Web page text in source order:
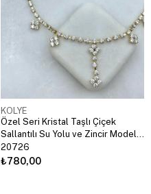
KOLYE
Özel Seri Kristal Taşlı Çiçek
Sallantılı Su Yolu ve Zincir Model
Kolye Gold
20726
₺780,00